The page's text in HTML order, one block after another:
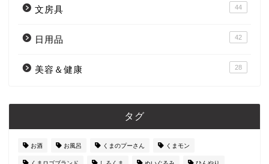
文房具 44
日用品 42
美容＆健康 28
タグ
お酒 お風呂 くまのプーさん くまモン